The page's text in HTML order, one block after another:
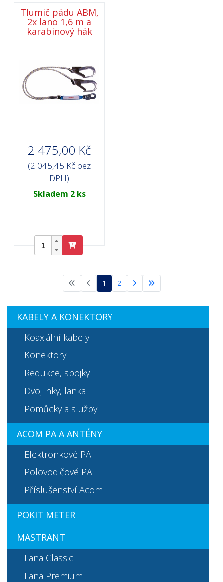
Tlumič pádu ABM,
2x lano 1,6 m a
karabinový hák
2 475,00 Kč
(2 045,45 Kč bez
DPH)
Skladem 2 ks
1 2
KABELY A KONEKTORY
Koaxiální kabely
Konektory
Redukce, spojky
Dvojlinky, lanka
Pomůcky a služby
ACOM PA A ANTÉNY
Elektronkové PA
Polovodičové PA
Příslušenství Acom
POKIT METER
MASTRANT
Lana Classic
Lana Premium